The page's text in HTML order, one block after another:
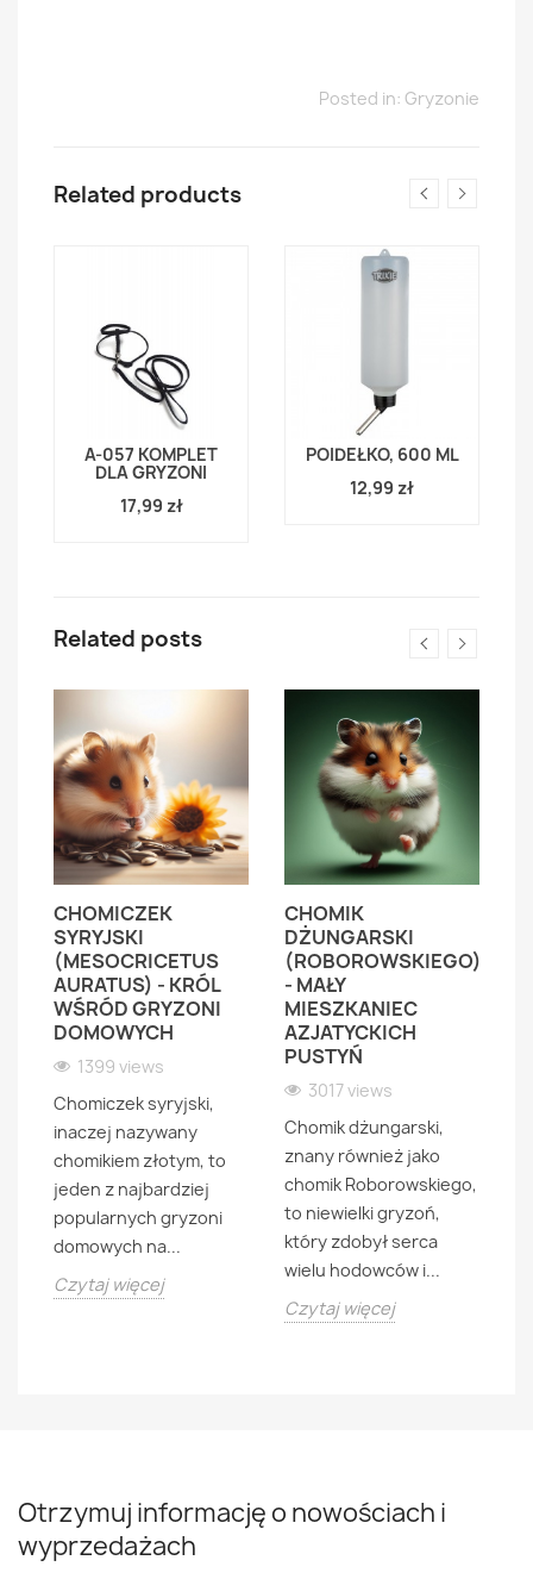
Posted in: Gryzonie
Related products
A-057 KOMPLET
DLA GRYZONI
17,99 zł
POIDEŁKO, 600 ML
12,99 zł
Related posts
CHOMICZEK
SYRYJSKI
(MESOCRICETUS
AURATUS) - KRÓL
WŚRÓD GRYZONI
DOMOWYCH
1399 views
Chomiczek syryjski,
inaczej nazywany
chomikiem złotym, to
jeden z najbardziej
popularnych gryzoni
domowych na...
Czytaj więcej
CHOMIK
DŻUNGARSKI
(ROBOROWSKIEGO)
- MAŁY
MIESZKANIEC
AZJATYCKICH
PUSTYŃ
3017 views
Chomik dżungarski,
znany również jako
chomik Roborowskiego,
to niewielki gryzoń,
który zdobył serca
wielu hodowców i...
Czytaj więcej
Otrzymuj informację o nowościach i
wyprzedażach